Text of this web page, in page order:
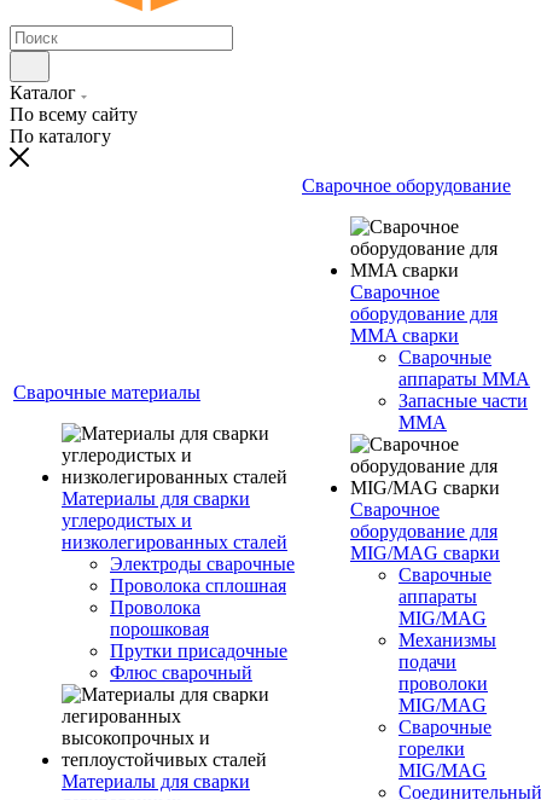
Каталог
По всему сайту
По каталогу
Сварочные материалы
Материалы для сварки
углеродистых и
низколегированных сталей
Электроды сварочные
Проволока сплошная
Проволока
порошковая
Прутки присадочные
Флюс сварочный
Материалы для сварки
Сварочное оборудование
Сварочное
оборудование для
MMA сварки
Сварочные
аппараты MMA
Запасные части
MMA
Сварочное
оборудование для
MIG/MAG сварки
Сварочные
аппараты
MIG/MAG
Механизмы
подачи
проволоки
MIG/MAG
Сварочные
горелки
MIG/MAG
Соединительный